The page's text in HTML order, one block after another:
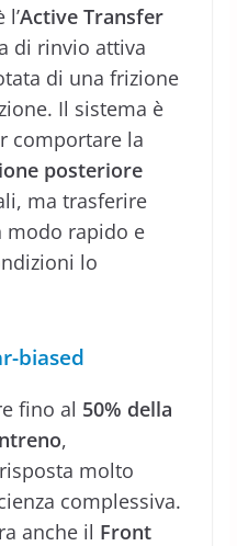
Active Transfer
di rinvio attiva
di una frizione
Il sistema è
comportare la
posteriore
ma trasferire
modo rapido e
lo
biased
fino al 50% della
,
molto
complessiva.
anche il Front